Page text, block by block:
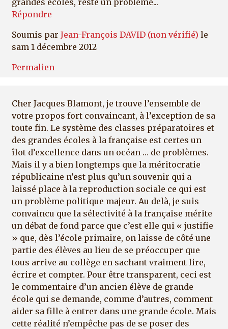
grandes écoles, reste un problème...
Répondre
Soumis par Jean-François DAVID (non vérifié) le
sam 1 décembre 2012
Permalien
Cher Jacques Blamont, je trouve l’ensemble de
votre propos fort convaincant, à l’exception de sa
toute fin. Le système des classes préparatoires et
des grandes écoles à la française est certes un
îlot d’excellence dans un océan … de problèmes.
Mais il y a bien longtemps que la méritocratie
républicaine n’est plus qu’un souvenir qui a
laissé place à la reproduction sociale ce qui est
un problème politique majeur. Au delà, je suis
convaincu que la sélectivité à la française mérite
un débat de fond parce que c’est elle qui « justifie
» que, dès l’école primaire, on laisse de côté une
partie des élèves au lieu de se préoccuper que
tous arrive au collège en sachant vraiment lire,
écrire et compter. Pour être transparent, ceci est
le commentaire d’un ancien élève de grande
école qui se demande, comme d’autres, comment
aider sa fille à entrer dans une grande école. Mais
cette réalité n’empêche pas de se poser des